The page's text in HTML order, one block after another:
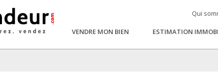
Qui
VENDRE MON BIEN ESTIMATION